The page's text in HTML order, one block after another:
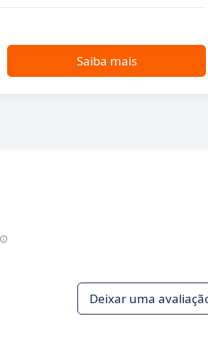
Saiba mais
Deixar uma